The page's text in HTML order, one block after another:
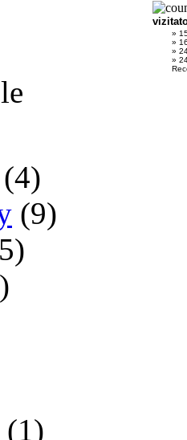
»
»
»
»
(4)
(9)
(1)